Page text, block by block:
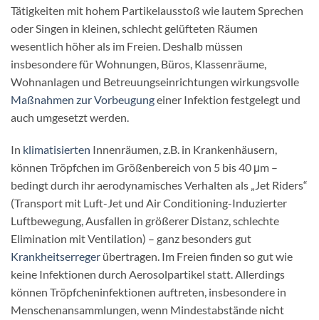
Tätigkeiten mit hohem Partikelausstoß wie lautem Sprechen
oder Singen in kleinen, schlecht gelüfteten Räumen
wesentlich höher als im Freien. Deshalb müssen
insbesondere für Wohnungen, Büros, Klassenräume,
Wohnanlagen und Betreuungseinrichtungen wirkungsvolle
Maßnahmen zur Vorbeugungeiner Infektion festgelegt und
auch umgesetzt werden.
In klimatisierten Innenräumen, z.B. in Krankenhäusern,
können Tröpfchen im Größenbereich von 5 bis 40 μm –
bedingt durch ihr aerodynamisches Verhalten als „Jet Riders“
(Transport mit Luft-Jet und Air Conditioning-Induzierter
Luftbewegung, Ausfallen in größerer Distanz, schlechte
Elimination mit Ventilation) – ganz besonders gut
Krankheitserreger übertragen. Im Freien finden so gut wie
keine Infektionen durch Aerosolpartikel statt. Allerdings
können Tröpfcheninfektionen auftreten, insbesondere in
Menschenansammlungen, wenn Mindestabstände nicht